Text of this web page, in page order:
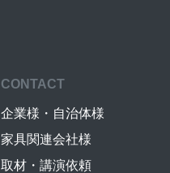
CONTACT
企業様・自治体様
家具関連会社様
取材・講演依頼